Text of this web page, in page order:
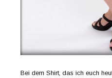
Bei dem Shirt, das ich euch